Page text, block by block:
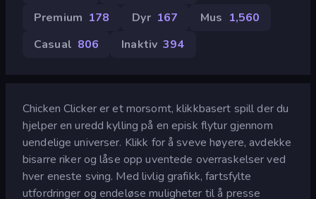
Premium 178 Dyr 167 Mus 1,560
Casual 806 Inaktiv 394
Chicken Clicker er et morsomt, klikkbasert spill der du
hjelper en uredd kylling på en episk flytur gjennom
uendelige universer. Klikk for å sveve høyere, avdekke
bisarre riker og låse opp uventede overraskelser ved
hver eneste sving. Med livlig grafikk, fartsfylte
utfordringer og endeløse muligheter til å presse